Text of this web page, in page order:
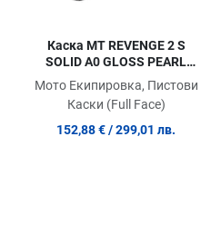
Каска MT REVENGE 2 S
SOLID A0 GLOSS PEARL
Мото Екипировка, Пистови
Каски (Full Face)
152,88 €/ 299,01 лв.